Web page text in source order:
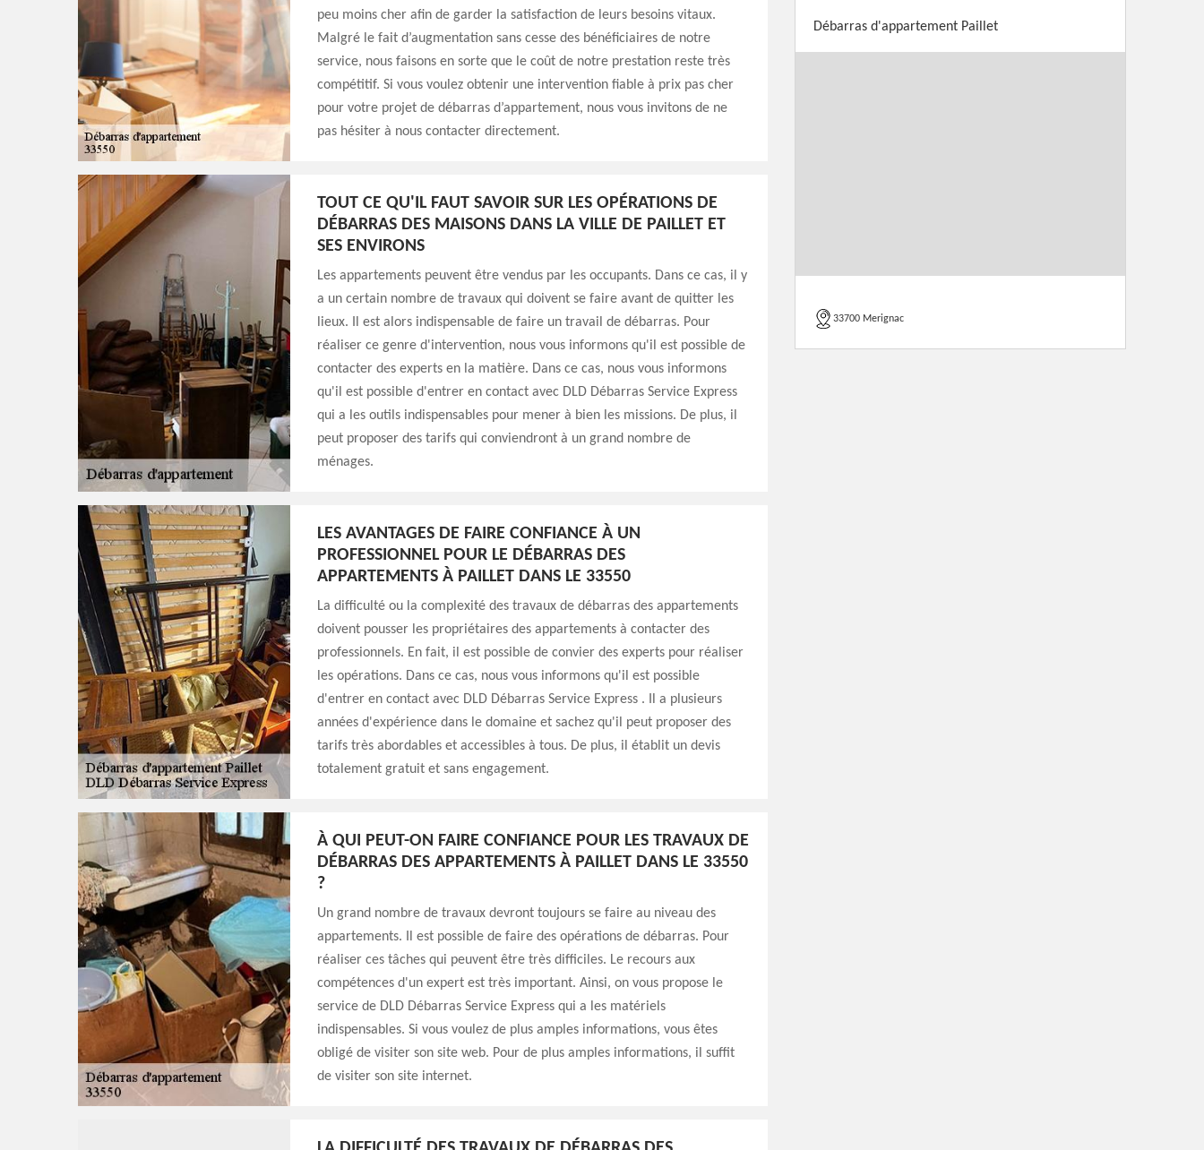
peu moins cher afin de garder la satisfaction de leurs besoins vitaux.
Malgré le fait d’augmentation sans cesse des bénéficiaires de notre
service, nous faisons en sorte que le coût de notre prestation reste très
compétitif. Si vous voulez obtenir une intervention fiable à prix pas cher
pour votre projet de débarras d’appartement, nous vous invitons de ne
pas hésiter à nous contacter directement.
TOUT CE QU'IL FAUT SAVOIR SUR LES OPÉRATIONS DE
DÉBARRAS DES MAISONS DANS LA VILLE DE PAILLET ET
SES ENVIRONS
Les appartements peuvent être vendus par les occupants. Dans ce cas, il y
a un certain nombre de travaux qui doivent se faire avant de quitter les
lieux. Il est alors indispensable de faire un travail de débarras. Pour
réaliser ce genre d'intervention, nous vous informons qu'il est possible de
contacter des experts en la matière. Dans ce cas, nous vous informons
qu'il est possible d'entrer en contact avec DLD Débarras Service Express
qui a les outils indispensables pour mener à bien les missions. De plus, il
peut proposer des tarifs qui conviendront à un grand nombre de
ménages.
LES AVANTAGES DE FAIRE CONFIANCE À UN
PROFESSIONNEL POUR LE DÉBARRAS DES
APPARTEMENTS À PAILLET DANS LE 33550
La difficulté ou la complexité des travaux de débarras des appartements
doivent pousser les propriétaires des appartements à contacter des
professionnels. En fait, il est possible de convier des experts pour réaliser
les opérations. Dans ce cas, nous vous informons qu'il est possible
d'entrer en contact avec DLD Débarras Service Express . Il a plusieurs
années d'expérience dans le domaine et sachez qu'il peut proposer des
tarifs très abordables et accessibles à tous. De plus, il établit un devis
totalement gratuit et sans engagement.
À QUI PEUT-ON FAIRE CONFIANCE POUR LES TRAVAUX DE
DÉBARRAS DES APPARTEMENTS À PAILLET DANS LE 33550
?
Un grand nombre de travaux devront toujours se faire au niveau des
appartements. Il est possible de faire des opérations de débarras. Pour
réaliser ces tâches qui peuvent être très difficiles. Le recours aux
compétences d'un expert est très important. Ainsi, on vous propose le
service de DLD Débarras Service Express qui a les matériels
indispensables. Si vous voulez de plus amples informations, vous êtes
obligé de visiter son site web. Pour de plus amples informations, il suffit
de visiter son site internet.
Débarras d'appartement Paillet
33700 Merignac